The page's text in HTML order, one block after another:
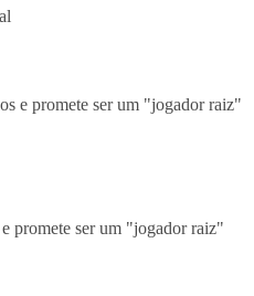
promete ser um "jogador raiz"